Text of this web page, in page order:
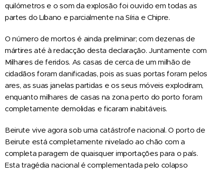
quilómetros e o som da explosão foi ouvido em todas as
partes do Líbano e parcialmente na Síria e Chipre.
O número de mortos é ainda preliminar; com dezenas de
mártires até à redacção desta declaração. Juntamente com
Milhares de feridos. As casas de cerca de um milhão de
cidadãos foram danificadas, pois as suas portas foram pelos
ares, as suas janelas partidas e os seus móveis explodiram,
enquanto milhares de casas na zona perto do porto foram
completamente demolidas e ficaram inabitáveis.
Beirute vive agora sob uma catástrofe nacional. O porto de
Beirute está completamente nivelado ao chão com a
completa paragem de quaisquer importações para o país.
Esta tragédia nacional é complementada pelo colapso